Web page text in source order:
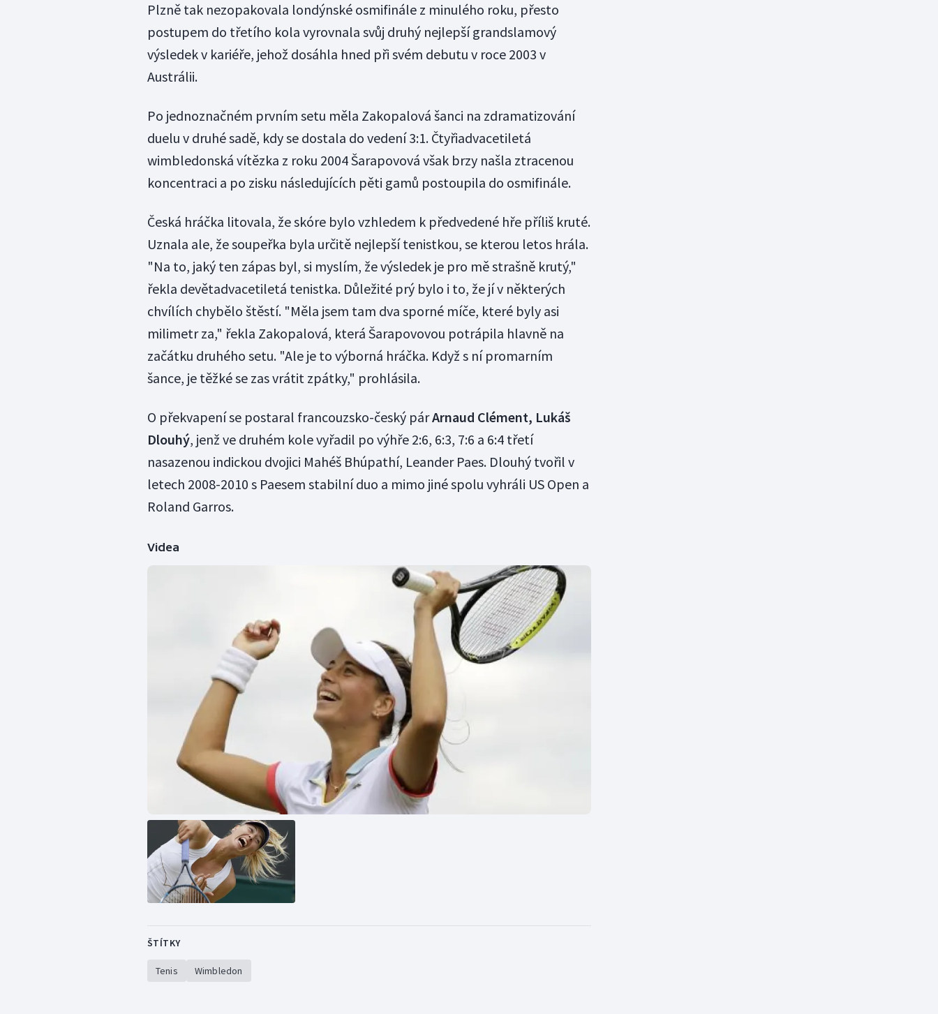
Plzně tak nezopakovala londýnské osmifinále z minulého roku, přesto
postupem do třetího kola vyrovnala svůj druhý nejlepší grandslamový
výsledek v kariéře, jehož dosáhla hned při svém debutu v roce 2003 v
Austrálii.
Po jednoznačném prvním setu měla Zakopalová šanci na zdramatizování
duelu v druhé sadě, kdy se dostala do vedení 3:1. Čtyřiadvacetiletá
wimbledonská vítězka z roku 2004 Šarapovová však brzy našla ztracenou
koncentraci a po zisku následujících pěti gamů postoupila do osmifinále.
Česká hráčka litovala, že skóre bylo vzhledem k předvedené hře příliš kruté.
Uznala ale, že soupeřka byla určitě nejlepší tenistkou, se kterou letos hrála.
"Na to, jaký ten zápas byl, si myslím, že výsledek je pro mě strašně krutý,"
řekla devětadvacetiletá tenistka. Důležité prý bylo i to, že jí v některých
chvílích chybělo štěstí. "Měla jsem tam dva sporné míče, které byly asi
milimetr za," řekla Zakopalová, která Šarapovovou potrápila hlavně na
začátku druhého setu. "Ale je to výborná hráčka. Když s ní promarním
šance, je těžké se zas vrátit zpátky," prohlásila.
O překvapení se postaral francouzsko-český párArnaud Clément, Lukáš
Dlouhý, jenž ve druhém kole vyřadil po výhře 2:6, 6:3, 7:6 a 6:4 třetí
nasazenou indickou dvojici Mahéš Bhúpathí, Leander Paes. Dlouhý tvořil v
letech 2008-2010 s Paesem stabilní duo a mimo jiné spolu vyhráli US Open a
Roland Garros.
Videa
ŠTÍTKY
Tenis Wimbledon